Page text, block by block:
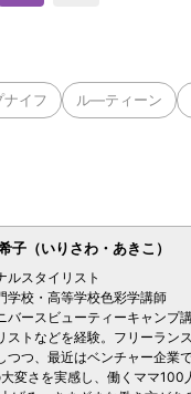
ナイフ ル―ティーン
子（いりさわ・あきこ）
ルスタイリスト
学校・高等学校色彩学講師
バースビューティーキャンプ
ストなどを経験。フリーラン
つつ、最近はベンチャー企業
変さを実感し、働くママ100